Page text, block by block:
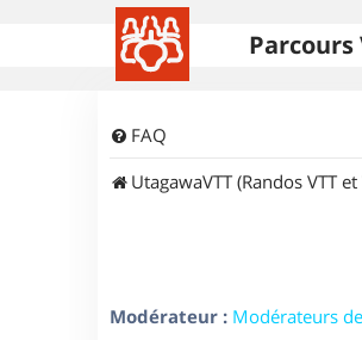
Parcours
FAQ
UtagawaVTT (Randos VTT
Modérateur : Modérateurs